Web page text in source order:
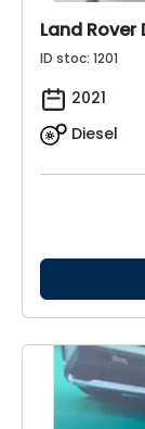
Land Rover
ID stoc: 1201
2021
Diesel